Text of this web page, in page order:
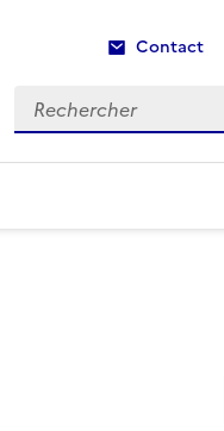
Contact
Rechercher